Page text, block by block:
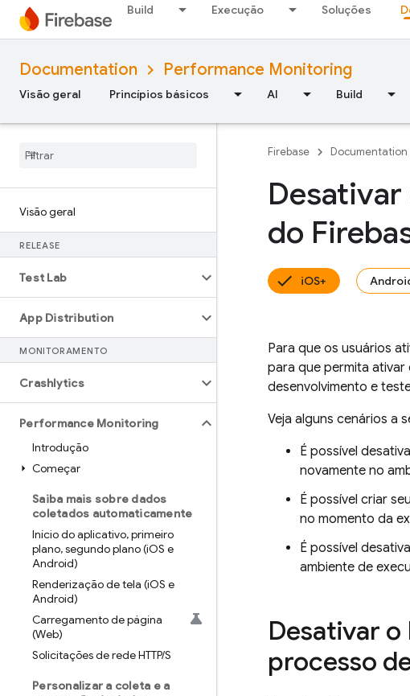
Build Execução Soluções
Documentation Performance Monitoring
Visão geral Princípios básicos AI Build
Visão geral
RELEASE
Test Lab
App Distribution
MONITORAMENTO
Crashlytics
Performance Monitoring
Introdução
Começar
Saiba mais sobre dados
coletados automaticamente
Início do aplicativo,primeiro
plano,segundo plano (iOS e
Android)
Renderização de tela (iOS e
Android)
Carregamento de página
(Web)
Solicitações de rede HTTP/S
Personalizar a coleta e a
Firebase Documentation
do
iOS+
Para que os usuários
para que permita ativar
desenvolvimento e
Veja alguns cenários a
É possível
novamente no
É possível criar
no momento da
É possível
ambiente de
Desativar o
processo